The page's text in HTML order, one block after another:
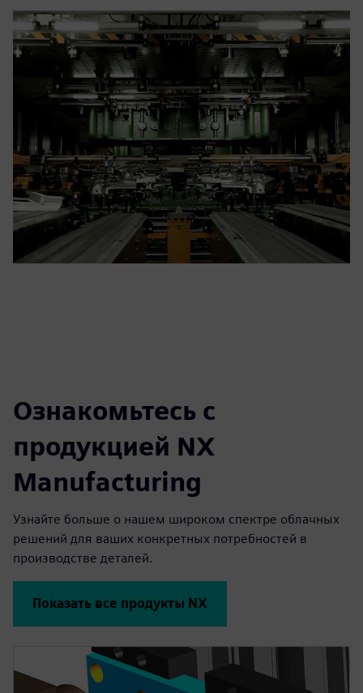
Ознакомьтесь с
продукцией NX
Manufacturing
Узнайте больше о нашем широком спектре облачных
решений для ваших конкретных потребностей в
производстве деталей.
Показать все продукты NX